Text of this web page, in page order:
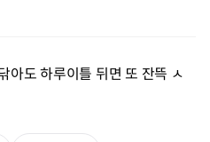
아도 하루이틀 뒤면 또 잔뜩 ㅅ